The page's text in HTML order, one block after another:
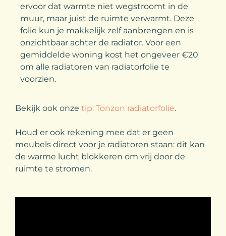
ervoor dat warmte niet wegstroomt in de
muur, maar juist de ruimte verwarmt. Deze
folie kun je makkelijk zelf aanbrengen en is
onzichtbaar achter de radiator. Voor een
gemiddelde woning kost het ongeveer €20
om alle radiatoren van radiatorfolie te
voorzien.
Bekijk ook onze tip: Tonzon radiatorfolie.
Houd er ook rekening mee dat er geen
meubels direct voor je radiatoren staan: dit kan
de warme lucht blokkeren om vrij door de
ruimte te stromen.